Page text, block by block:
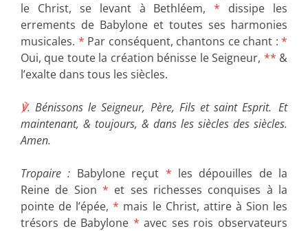
le Christ, se levant à Bethléem,* dissipe les
errements de Babylone et toutes ses harmonies
musicales. * Par conséquent, chantons ce chant : *
Oui, que toute la création bénisse le Seigneur, ** &
l’exalte dans tous les siècles.
℣. Bénissons le Seigneur, Père, Fils et saint Esprit. Et
maintenant, & toujours, & dans les siècles des siècles.
Amen.
Tropaire : Babylone reçut * les dépouilles de la
Reine de Sion * et ses richesses conquises à la
pointe de l’épée,* mais le Christ, attire à Sion les
trésors de Babylone * avec ses rois observateurs